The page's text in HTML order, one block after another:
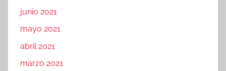
junio 2021
mayo 2021
abril 2021
marzo 2021